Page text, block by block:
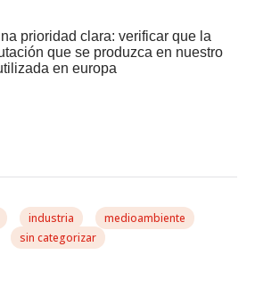
prioridad clara: verificar que la
que se produzca en nuestro
en europa
industria
medioambiente
sin categorizar